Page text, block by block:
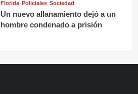
Florida Policiales Sociedad
Un nuevo allanamiento dejó a un
hombre condenado a prisión